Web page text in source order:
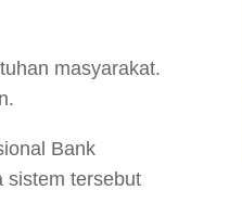
masyarakat.
Bank
sistem tersebut